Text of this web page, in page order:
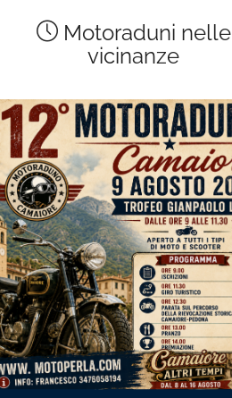
Motoraduni nelle
vicinanze